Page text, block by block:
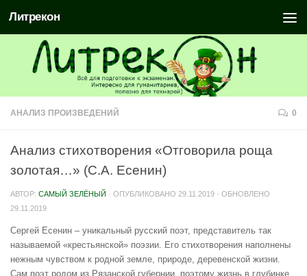
Литрекон
АНАЛИЗ ПРОИЗВЕДЕНИЙ 0
Анализ стихотворения «Отговорила роща
золотая…» (С.А. Есенин)
АВТОР: САМЫЙ ЗЕЛЁНЫЙ · ОПУБЛИКОВАНО 29.11.2019 · ОБНОВЛЕНО
29.11.2019
Сергей Есенин – уникальный русский поэт, представитель так
называемой «крестьянской» поэзии. Его стихотворения наполнены
нежным чувством к родной земле, природе, деревенской жизни.
Сам поэт родом из Рязанской губернии, поэтому жизнь в глубинке